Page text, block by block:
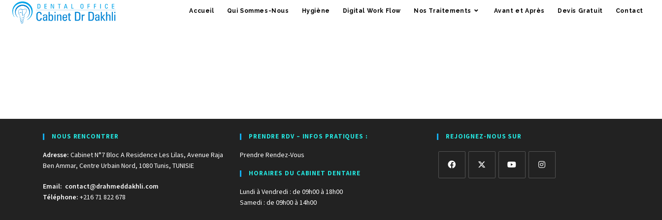
Accueil Qui Sommes-Nous Hygiène Digital Work Flow Nos Traitements Avant et Après Devis Gratuit Contact
NOUS RENCONTRER
Adresse: Cabinet N°7 Bloc A Residence Les Lilas, Avenue Raja
Ben Ammar, Centre Urbain Nord, 1080 Tunis, TUNISIE
Email: contact@drahmeddakhli.com
Téléphone: +216 71 822 678
PRENDRE RDV – INFOS PRATIQUES :
Prendre Rendez-Vous
HORAIRES DU CABINET DENTAIRE
Lundi à Vendredi : de 09h00 à 18h00
Samedi : de 09h00 à 14h00
REJOIGNEZ-NOUS SUR